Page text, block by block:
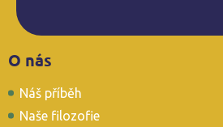
O nás
Náš příběh
Naše filozofie